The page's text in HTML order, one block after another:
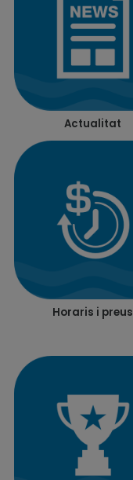
Actualitat
Horaris i preus